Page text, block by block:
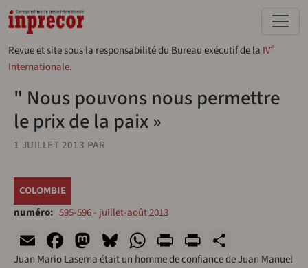
Aller au contenu principal
Revue et site sous la responsabilité du Bureau exécutif de la IVe
Internationale.
" Nous pouvons nous permettre
le prix de la paix »
1 JUILLET 2013 PAR
COLOMBIE
numéro
595-596 - juillet-août 2013
EmailFacebook
Mastodon
Bluesky
WhatsApp
Print
Juan Mario Laserna était un homme de confiance de Juan Manuel